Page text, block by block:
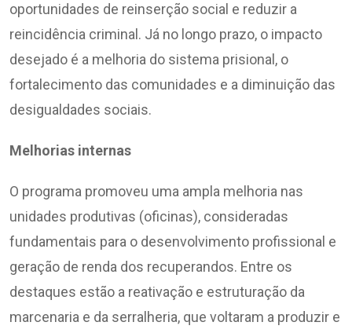
oportunidades de reinserção social e reduzir a
reincidência criminal. Já no longo prazo, o impacto
desejado é a melhoria do sistema prisional, o
fortalecimento das comunidades e a diminuição das
desigualdades sociais.
Melhorias internas
O programa promoveu uma ampla melhoria nas
unidades produtivas (oficinas), consideradas
fundamentais para o desenvolvimento profissional e
geração de renda dos recuperandos. Entre os
destaques estão a reativação e estruturação da
marcenaria e da serralheria, que voltaram a produzir e